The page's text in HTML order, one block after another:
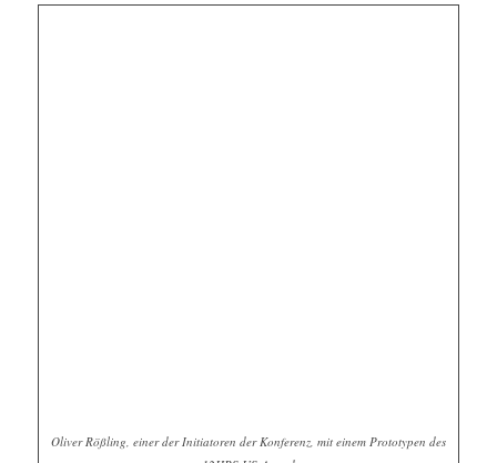
Oliver Rößling, einer der Initiatoren der Konferenz, mit einem Prototypen des